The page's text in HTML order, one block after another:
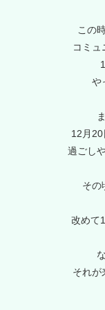
この
コミュ
や
12月20
過ごし
その
改めて
それが